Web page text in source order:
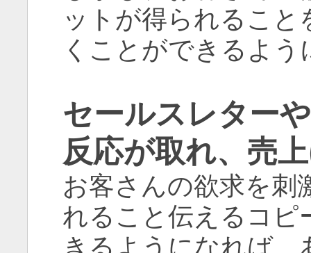
ットが得られるこ
くことができるよ
セールスレター
反応が取れ、売
お客さんの欲求を刺
れること伝えるコピ
きるようになれば